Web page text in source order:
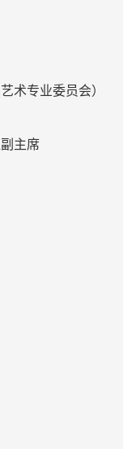
术专业委员会）
主席